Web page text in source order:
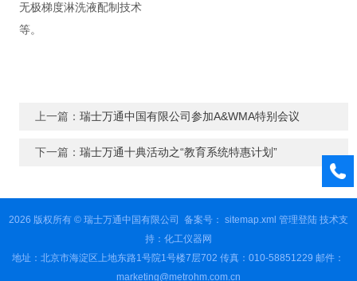
无极梯度淋洗液配制技术
等
上一篇： 瑞士万通中国有限公司参加A&WMA特别会议
下一篇： 瑞士万通十典活动之“教育系统特惠计划”
2026 版权所有 © 瑞士万通中国有限公司 备案号： sitemap.xml 管理登陆技术支
持： 化工仪器网
地址：北京市海淀区上地东路1号院1号楼7层702 传真：010-58851229 邮件：
marketing@metrohm.com.cn